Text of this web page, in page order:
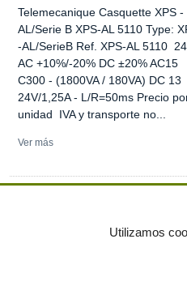
Telemecanique Casquette XPS -
AL/Serie B XPS-AL 5110 Type:
-AL/SerieB Ref. XPS-AL 5110
AC +10%/-20% DC ±20% AC15
C300 - (1800VA / 180VA) DC 13
24V/1,25A - L/R=50ms Precio
unidad IVA y transporte no...
Ver más
Utilizamos